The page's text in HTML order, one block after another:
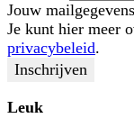
Jouw
Je kunt hier meer
privacybeleid.
Leuk